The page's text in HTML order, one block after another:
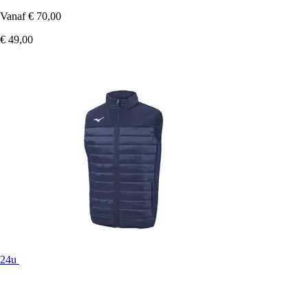
Vanaf € 70,00
€ 49,00
24u